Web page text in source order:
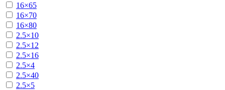
16×65
16×70
16×80
2.5×10
2.5×12
2.5×16
2.5×4
2.5×40
2.5×5